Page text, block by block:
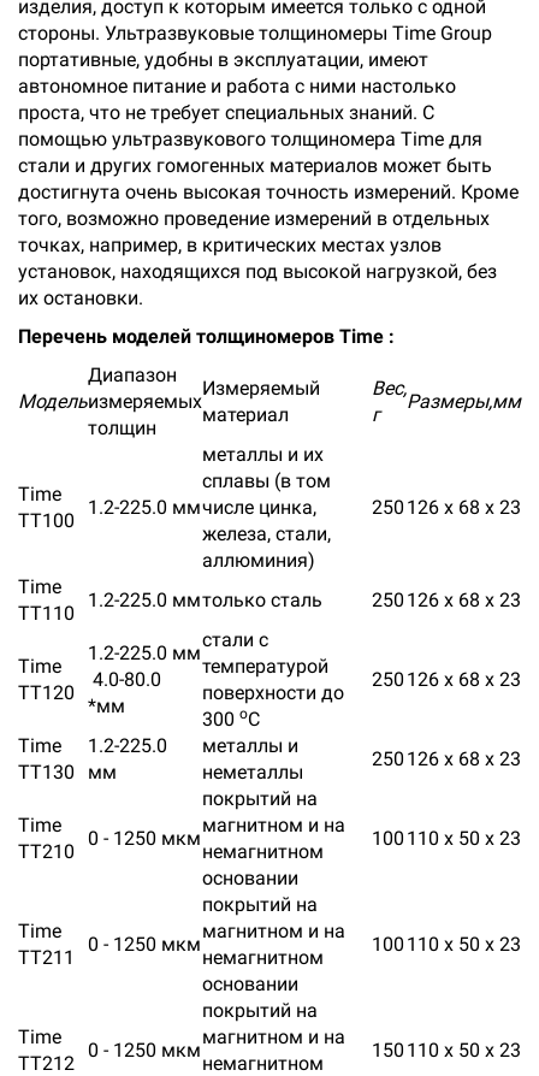
изделия, доступ к которым имеется только с одной
стороны. Ультразвуковые толщиномеры Time Group
портативные, удобны в эксплуатации, имеют
автономное питание и работа с ними настолько
проста, что не требует специальных знаний. С
помощью ультразвукового толщиномера Time для
стали и других гомогенных материалов может быть
достигнута очень высокая точность измерений. Кроме
того, возможно проведение измерений в отдельных
точках, например, в критических местах узлов
установок, находящихся под высокой нагрузкой, без
их остановки.
Перечень моделей толщиномеров Time :
Модель
Диапазон
измеряемых
толщин
Измеряемый
материал
Вес,
г
Размеры,мм
Time
ТТ100
1.2-225.0 мм
металлы и их
сплавы (в том
числе цинка,
железа, стали,
аллюминия)
250 126 х 68 х 23
Time
ТТ110
1.2-225.0 ммтолько сталь 250 126 х 68 х 23
Time
ТТ120
1.2-225.0 мм
4.0-80.0
*мм
стали с
температурой
поверхности до
300 оС
250 126 х 68 х 23
Time
ТТ130
1.2-225.0
мм
металлы и
неметаллы
250 126 х 68 х 23
Time
ТТ210
0 - 1250 мкм
покрытий на
магнитном и на
немагнитном
основании
100 110 x 50 x 23
Time
ТТ211
0 - 1250 мкм
покрытий на
магнитном и на
немагнитном
основании
100 110 x 50 x 23
Time
ТТ212
0 - 1250 мкм
покрытий на
магнитном и на
немагнитном
150 110 x 50 x 23